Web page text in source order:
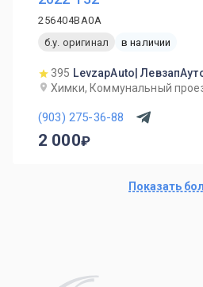
256404BA0A
б.у. оригинал
в наличии
395 LevzapAuto|
Химки, Коммунальный
(903) 275-36-88
2 000
Показать